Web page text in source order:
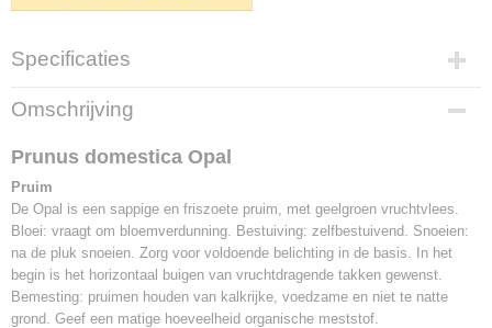
Specificaties
Productcode
F1305
EAN code
Bruto gewicht
8,00 Kg
Hoogte
150 cm (inclusief pot)
Potmaat
24 cm x 24 cm
Omschrijving
Prunus domestica Opal
Pruim
De Opal is een sappige en friszoete pruim, met geelgroen vruchtvlees.
Bloei: vraagt om bloemverdunning. Bestuiving: zelfbestuivend. Snoeien:
na de pluk snoeien. Zorg voor voldoende belichting in de basis. In het
begin is het horizontaal buigen van vruchtdragende takken gewenst.
Bemesting: pruimen houden van kalkrijke, voedzame en niet te natte
grond. Geef een matige hoeveelheid organische meststof.